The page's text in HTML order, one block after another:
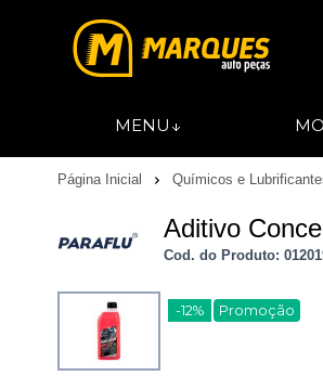
MENU
Página Inicial Químicos e
Aditivo
Cod. do Produto:
-12% Promoção